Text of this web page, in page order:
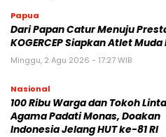
Papua
Dari Papan Catur Menuju
KOGERCEP Siapkan Atlet Muda
Minggu, 2 Agu 2026 - 17:27 WIB
Nasional
100 Ribu Warga dan Tokoh
Agama Padati Monas, Doakan
Indonesia Jelang HUT ke-81 RI